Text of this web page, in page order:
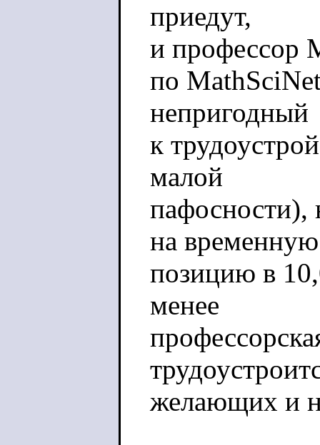
приедут,
и профессор
по
непригодный
к
малой
пафосности),
на временную
позицию в
менее
желающих и